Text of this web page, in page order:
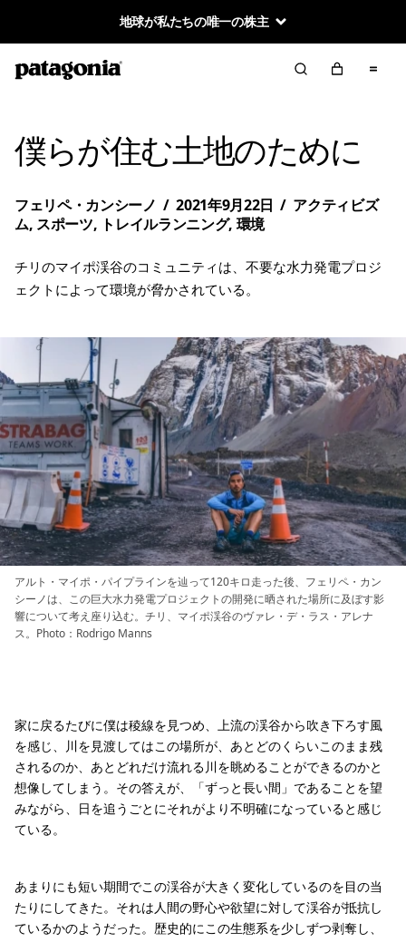
地球が私たちの唯一の株主
僕らが住む土地のために
フェリペ・カンシーノ / 2021年9月22日 / アクティビズ
ム, スポーツ, トレイルランニング, 環境
チリのマイポ渓谷のコミュニティは、不要な水力発電プロジ
ェクトによって環境が脅かされている。
アルト・マイポ・パイプラインを辿って120キロ走った後、フェリペ・カン
シーノは、この巨大水力発電プロジェクトの開発に晒された場所に及ぼす影
響について考え座り込む。チリ、マイポ渓谷のヴァレ・デ・ラス・アレナ
ス。Photo：Rodrigo Manns
家に戻るたびに僕は稜線を見つめ、上流の渓谷から吹き下ろす風
を感じ、川を見渡してはこの場所が、あとどのくらいこのまま残
されるのか、あとどれだけ流れる川を眺めることができるのかと
想像してしまう。その答えが、「ずっと長い間」であることを望
みながら、日を追うごとにそれがより不明確になっていると感じ
ている。
あまりにも短い期間でこの渓谷が大きく変化しているのを目の当
たりにしてきた。それは人間の野心や欲望に対して渓谷が抵抗し
ているかのようだった。歴史的にこの生態系を少しずつ剥奪し、